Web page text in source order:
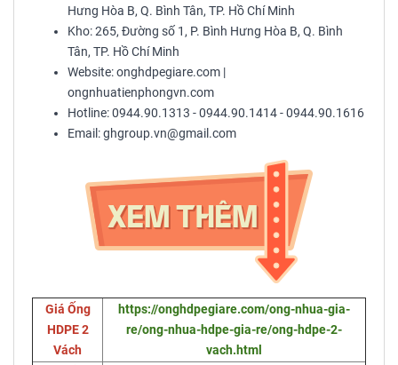
Hưng Hòa B, Q. Bình Tân, TP. Hồ Chí Minh
Kho: 265, Đường số 1, P. Bình Hưng Hòa B, Q. Bình
Tân, TP. Hồ Chí Minh
Website: onghdpegiare.com |
ongnhuatienphongvn.com
Hotline: 0944.90.1313 - 0944.90.1414 - 0944.90.1616
Email: ghgroup.vn@gmail.com
Giá Ống
HDPE 2
Vách
https://onghdpegiare.com/ong-nhua-gia-
re/ong-nhua-hdpe-gia-re/ong-hdpe-2-
vach.html